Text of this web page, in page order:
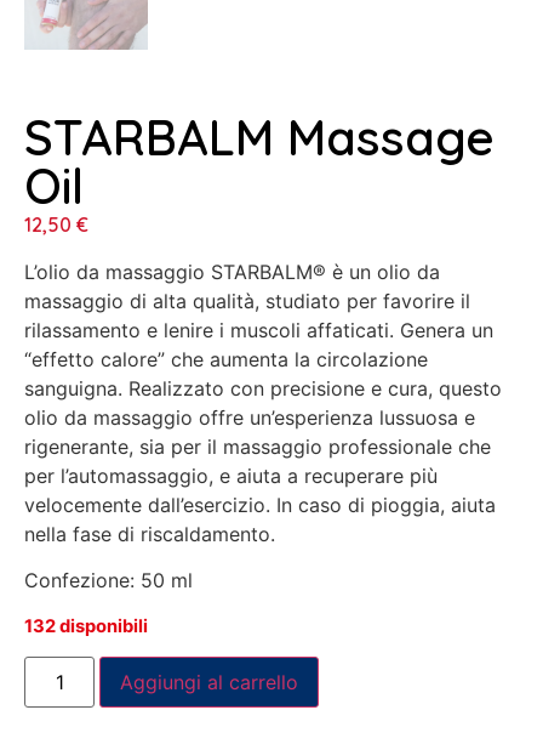
STARBALM Massage
Oil
12,50 €
L’olio da massaggio STARBALM® è un olio da
massaggio di alta qualità, studiato per favorire il
rilassamento e lenire i muscoli affaticati. Genera un
“effetto calore” che aumenta la circolazione
sanguigna. Realizzato con precisione e cura, questo
olio da massaggio offre un’esperienza lussuosa e
rigenerante, sia per il massaggio professionale che
per l’automassaggio, e aiuta a recuperare più
velocemente dall’esercizio. In caso di pioggia, aiuta
nella fase di riscaldamento.
Confezione: 50 ml
132 disponibili
Aggiungi al carrello